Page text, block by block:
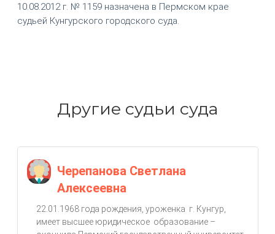
10.08.2012 г. № 1159 назначена в Пермском крае
судьей Кунгурского городского суда.
Другие судьи суда
Черепанова Светлана
Алексеевна
22.01.1968 года рождения, уроженка г. Кунгур,
имеет высшее юридическое образование –